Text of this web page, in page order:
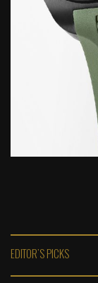
EDITOR'S PICKS